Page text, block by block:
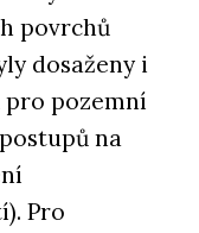
povrchů
dosaženy i
pozemní
na
Pro